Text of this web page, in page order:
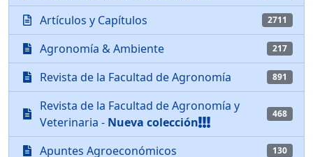
Artículos y Capítulos 2711
Agronomía & Ambiente 217
Revista de la Facultad de Agronomía 891
Revista de la Facultad de Agronomía y
Veterinaria - Nueva colección
468
Apuntes Agroeconómicos 130